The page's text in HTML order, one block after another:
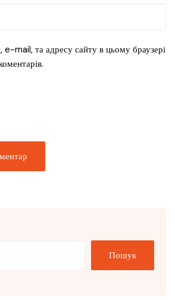
e-mail, та адресу сайту в цьому браузері
Пошук